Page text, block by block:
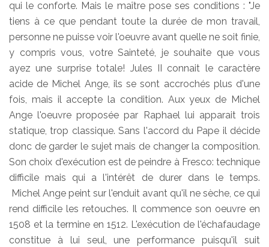
qui le conforte. Mais le maître pose ses conditions : "Je
tiens à ce que pendant toute la durée de mon travail,
personne ne puisse voir l'oeuvre avant quelle ne soit finie,
y compris vous, votre Sainteté, je souhaite que vous
ayez une surprise totale! Jules II connait le caractère
acide de Michel Ange, ils se sont accrochés plus d'une
fois, mais il accepte la condition. Aux yeux de Michel
Ange l'oeuvre proposée par Raphael lui apparait trois
statique, trop classique. Sans l'accord du Pape il décide
donc de garder le sujet mais de changer la composition.
Son choix d'exécution est de peindre à Fresco: technique
difficile mais qui a l'intérêt de durer dans le temps.
Michel Ange peint sur l'enduit avant qu'il ne sèche, ce qui
rend difficile les retouches. Il commence son oeuvre en
1508 et la termine en 1512. L'exécution de l'échafaudage
constitue à lui seul, une performance puisqu'il suit